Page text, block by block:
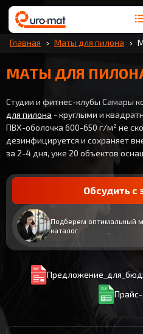
Главная Маты для пилона
МАТЫ ДЛЯ
Студии и фитнес-клубы Самары
для пилона - круглыми и
ПВХ-оболочка 600-650 г/м² не
дезинфицируется и сохраняет
за 2-4 дня, уже 20 объектов
Обсудить с
Подберем оптимальный
каталог